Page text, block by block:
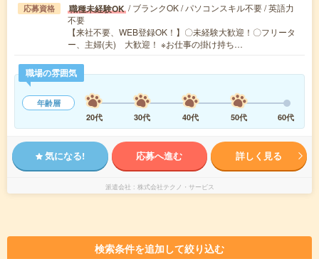
応募資格 職種未経験OK / ブランクOK / パソコンスキル不要 / 英語力
不要
【来社不要、WEB登録OK！】〇未経験大歓迎！〇フリータ
ー、主婦(夫) 大歓迎！ ※お仕事の掛け持ち…
職場の雰囲気
年齢層
20代
30代 40代 50代 60代
気になる! 応募へ進む 詳しく見る
派遣会社 株式会社テクノ・サービス
検索条件を追加して絞り込む